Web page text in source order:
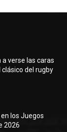
a verse las caras
del rugby
los Juegos
2026